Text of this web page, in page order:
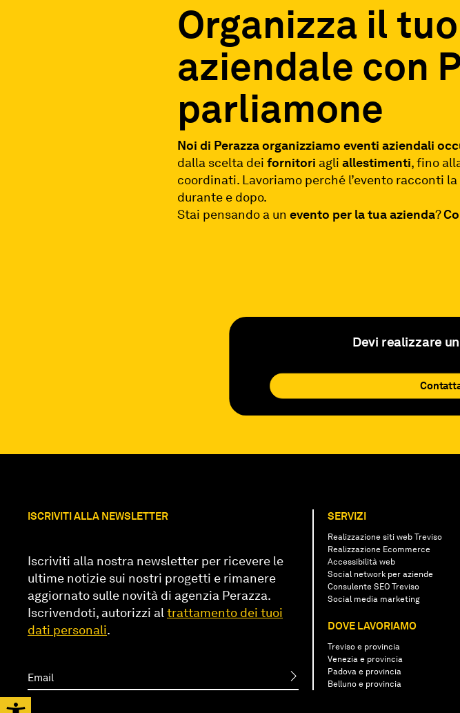
Organizza il
aziendale con
parliamone
Noi di Perazza organizziamo eventi aziendali
dalla scelta deifornitori agliallestimenti, fino
coordinati. Lavoriamo perché l’evento racconti la
durante e dopo.
Stai pensando a unevento per la tua azienda?
Devi realizzare
ISCRIVITI ALLA NEWSLETTER
Iscriviti alla nostra newsletter per ricevere le
ultime notizie sui nostri progetti e rimanere
aggiornato sulle novità di agenzia Perazza.
Iscrivendoti, autorizzi altrattamento dei tuoi
dati personali.
SERVIZI
Realizzazione siti web Treviso
Realizzazione Ecommerce
Accessibilità web
Social network per aziende
Consulente SEO Treviso
Social media marketing
DOVE LAVORIAMO
Treviso e provincia
Venezia e provincia
Padova e provincia
Belluno e provincia